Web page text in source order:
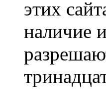
этих
наличие